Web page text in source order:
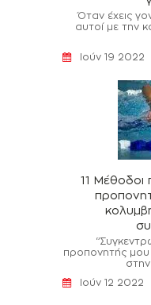
Όταν έχεις
αυτοί με την
Ιούν 19 2022
11 Μέθοδοι
προπονητής
στην
Ιούν 12 2022